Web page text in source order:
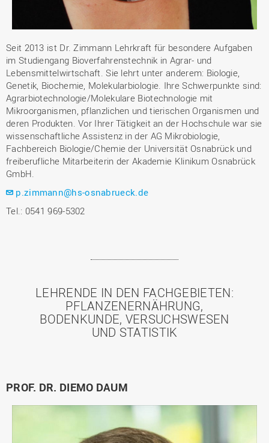
Seit 2013 ist Dr. Zimmann Lehrkraft für besondere Aufgaben
im Studiengang Bioverfahrenstechnik in Agrar- und
Lebensmittelwirtschaft. Sie lehrt unter anderem: Biologie,
Genetik, Biochemie, Molekularbiologie. Ihre Schwerpunkte sind:
Agrarbiotechnologie/Molekulare Biotechnologie mit
Mikroorganismen, pflanzlichen und tierischen Organismen und
deren Produkten. Vor Ihrer Tätigkeit an der Hochschule war sie
wissenschaftliche Assistenz in der AG Mikrobiologie,
Fachbereich Biologie/Chemie der Universität Osnabrück und
freiberufliche Mitarbeiterin der Akademie Klinikum Osnabrück
GmbH.
p.zimmann@hs-osnabrueck.de
Tel.: 0541 969-5302
LEHRENDE IN DEN FACHGEBIETEN:
PFLANZENERNÄHRUNG,
BODENKUNDE, VERSUCHSWESEN
UND STATISTIK
PROF. DR. DIEMO DAUM